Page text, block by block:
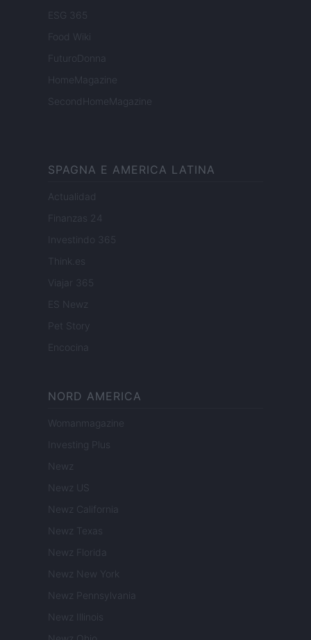
ESG 365
Food Wiki
FuturoDonna
HomeMagazine
SecondHomeMagazine
SPAGNA E AMERICA LATINA
Actualidad
Finanzas 24
Investindo 365
Think.es
Viajar 365
ES Newz
Pet Story
Encocina
NORD AMERICA
Womanmagazine
Investing Plus
Newz
Newz US
Newz California
Newz Texas
Newz Florida
Newz New York
Newz Pennsylvania
Newz Illinois